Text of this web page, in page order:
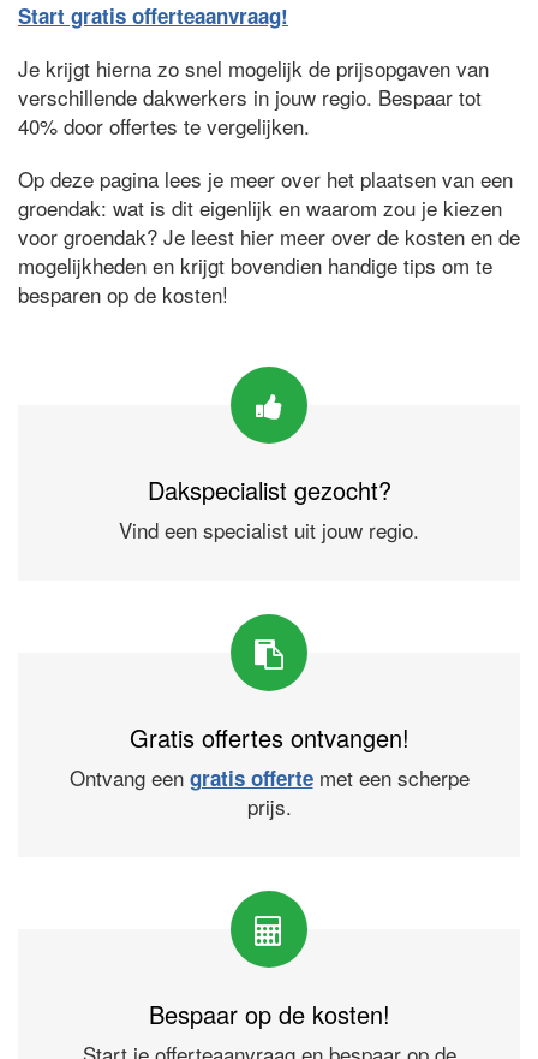
Start gratis offerteaanvraag!
Je krijgt hierna zo snel mogelijk de prijsopgaven van
verschillende dakwerkers in jouw regio. Bespaar tot
40% door offertes te vergelijken.
Op deze pagina lees je meer over het plaatsen van een
groendak: wat is dit eigenlijk en waarom zou je kiezen
voor groendak? Je leest hier meer over de kosten en de
mogelijkheden en krijgt bovendien handige tips om te
besparen op de kosten!
Dakspecialist gezocht?
Vind een specialist uit jouw regio.
Gratis offertes ontvangen!
Ontvang een gratis offertemet een scherpe
prijs.
Bespaar op de kosten!